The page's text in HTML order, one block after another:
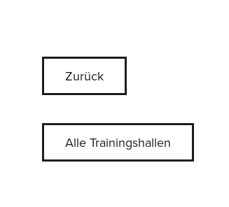
Zurück
Alle Trainingshallen